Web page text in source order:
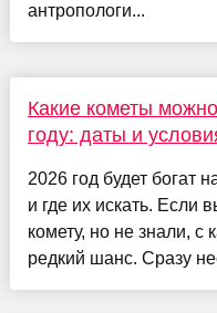
антропологи...
Какие кометы
году: даты и
2026 год будет богат
и где их искать. Если
комету, но не знали, с
редкий шанс. Сразу